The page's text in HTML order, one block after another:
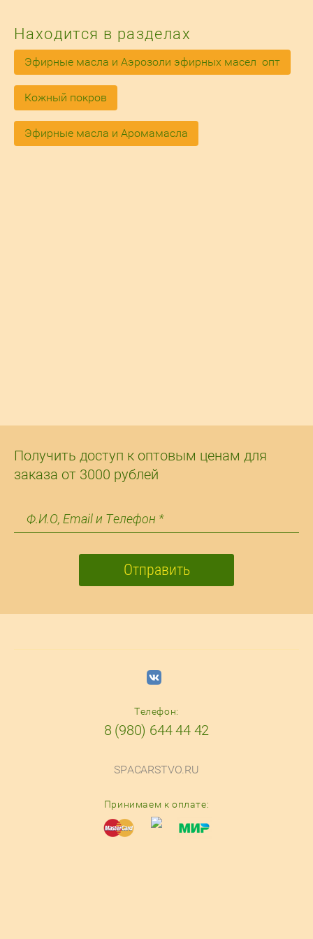
Находится в разделах
Эфирные масла и Аэрозоли эфирных масел  опт
Кожный покров
Эфирные масла и Аромамасла
Получить доступ к оптовым ценам для
заказа от 3000 рублей
Отправить
Телефон:
8 (980) 644 44 42
SPACARSTVO.RU
Принимаем к оплате: